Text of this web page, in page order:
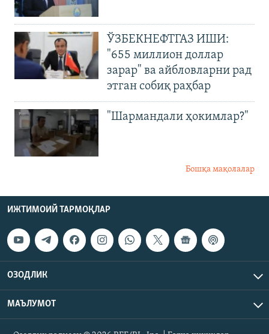
ЎЗБЕКНЕФТГАЗ ИШИ:
"655 миллион доллар
зарар" ва айбловларни рад
этган собиқ раҳбар
"Шармандали ҳокимлар?"
Бошқа мақолалар
ИЖТИМОИЙ ТАРМОҚЛАР
ОЗОДЛИК
МАЪЛУМОТ